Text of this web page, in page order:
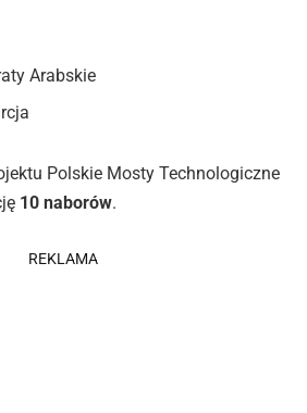
Arabskie
Polskie Mosty Technologiczne
10 naborów.
REKLAMA